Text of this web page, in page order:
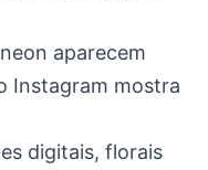
aparecem
Instagram mostra
digitais, florais